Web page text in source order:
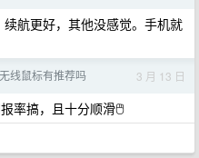
航更好，其他没感觉。手机就
线鼠标有推荐吗 3 月 13 日
率搞，且十分顺滑🖱